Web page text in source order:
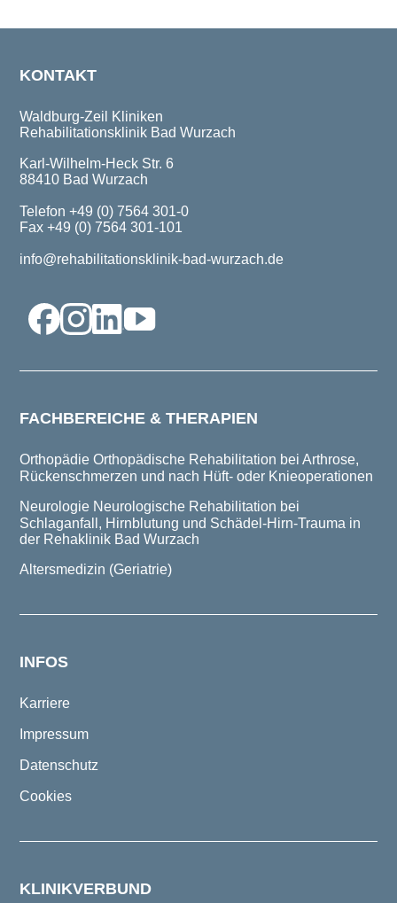
KONTAKT
Waldburg-Zeil Kliniken
Rehabilitationsklinik Bad Wurzach
Karl-Wilhelm-Heck Str. 6
88410 Bad Wurzach
Telefon +49 (0) 7564 301-0
Fax +49 (0) 7564 301-101
info@rehabilitationsklinik-bad-wurzach.de
FACHBEREICHE & THERAPIEN
Orthopädie Orthopädische Rehabilitation bei Arthrose,
Rückenschmerzen und nach Hüft- oder Knieoperationen
Neurologie Neurologische Rehabilitation bei
Schlaganfall, Hirnblutung und Schädel-Hirn-Trauma in
der Rehaklinik Bad Wurzach
Altersmedizin (Geriatrie)
INFOS
Karriere
Impressum
Datenschutz
Cookies
KLINIKVERBUND